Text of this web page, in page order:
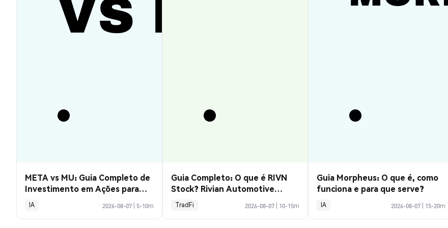
META vs MU: Guia Completo de
Investimento em Ações para
2026
IA 2026-08-07 5-10m
Guia Completo: O que é RIVN
Stock? Rivian Automotive
Explicado
TradFi 2026-08-07 10-15m
Guia Morpheus: O que é, como
funciona e para que serve?
IA 2026-08-07 15-20m